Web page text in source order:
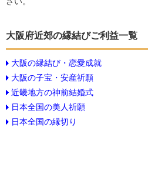
大阪府近郊の縁結びご利益一覧
大阪の縁結び・恋愛成就
大阪の子宝・安産祈願
近畿地方の神前結婚式
日本全国の美人祈願
日本全国の縁切り